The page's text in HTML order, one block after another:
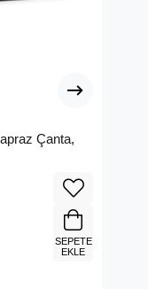
Çanta,
SEPETE
EKLE